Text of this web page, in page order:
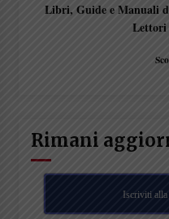
Libri, Guide e Manuali
Lettori
Rimani
Iscriviti